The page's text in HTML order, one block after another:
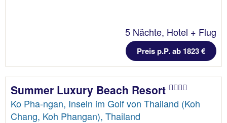
5 Nächte, Hotel + Flug
Preis p.P. ab 1823 €
Summer Luxury Beach Resort
Ko Pha-ngan, Inseln im Golf von Thailand (Koh
Chang, Koh Phangan), Thailand